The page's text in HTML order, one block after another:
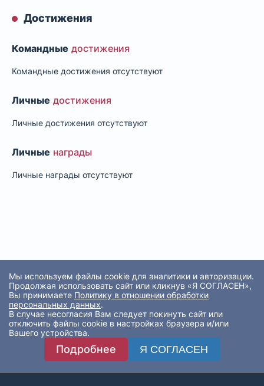
Достижения
Командные достижения
Командные достижения отсутствуют
Личные достижения
Личные достижения отсутствуют
Личные награды
Личные награды отсутствуют
Мы используем файлы cookie для аналитики и авторизации.
Продолжая использовать сайт или кликнув «Я СОГЛАСЕН»,
Вы принимаете Политику в отношении обработки
персональных данных.
В случае несогласия Вам следует покинуть сайт или
отключить файлы cookie в настройках браузера и/или
Вашего устройства.
Подробнее Я СОГЛАСЕН